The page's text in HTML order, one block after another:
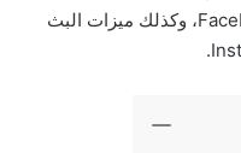
أيضًا مكالمات فيديو إلى Facebook Dating، وكذلك ميزات البث